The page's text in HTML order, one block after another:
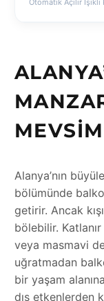
Otomatik Açılır
Alanya’nın
bölümünde
getirir. Ancak
bölebilir.
veya masmavi
uğratmadan
bir yaşam
dış etkenlerden